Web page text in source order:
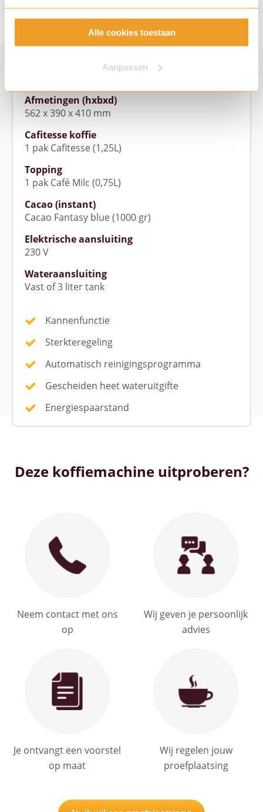
gaat akkoord met onze cookies als u onze website blijft
gebruiken.
Alle cookies toestaan
Aanpassen
Volledige specificatiesDouwe
Egberts Cafitesse Excellence
Afmetingen (hxbxd)
562 x 390 x 410 mm
Cafitesse koffie
1 pak Cafitesse (1,25L)
Topping
1 pak Café Milc (0,75L)
Cacao (instant)
Cacao Fantasy blue (1000 gr)
Elektrische aansluiting
230 V
Wateraansluiting
Vast of 3 liter tank
Kannenfunctie
Sterkteregeling
Automatisch reinigingsprogramma
Gescheiden heet wateruitgifte
Energiespaarstand
Deze koffiemachine uitproberen?
Neem contact met ons
op
Wij geven je persoonlijk
advies
Je ontvangt een voorstel
op maat
Wij regelen jouw
proefplaatsing